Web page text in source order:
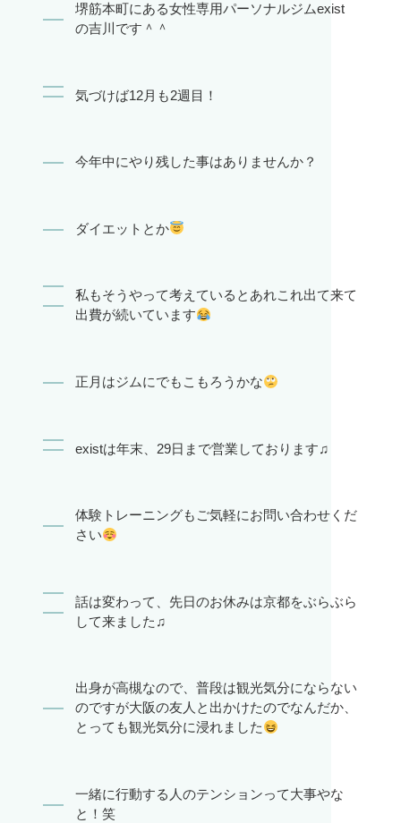
堺筋本町にある女性専用パーソナルジムexist
の吉川です＾＾
気づけば12月も2週目！
今年中にやり残した事はありませんか？
ダイエットとか
私もそうやって考えているとあれこれ出て来て
出費が続いています
正月はジムにでもこもろうかな
existは年末、29日まで営業しております♫
体験トレーニングもご気軽にお問い合わせくだ
さい
話は変わって、先日のお休みは京都をぶらぶら
して来ました♫
出身が高槻なので、普段は観光気分にならない
のですが大阪の友人と出かけたのでなんだか、
とっても観光気分に浸れました
一緒に行動する人のテンションって大事やな
と！笑